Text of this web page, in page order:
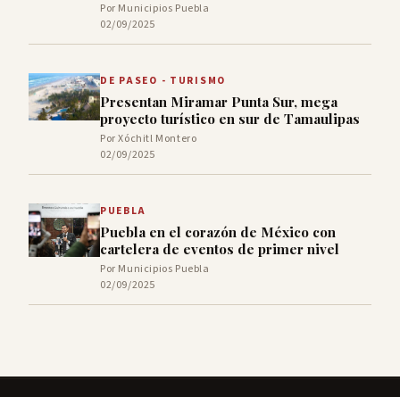
Por Municipios Puebla
02/09/2025
DE PASEO - TURISMO
Presentan Miramar Punta Sur, mega
proyecto turístico en sur de Tamaulipas
Por Xóchitl Montero
02/09/2025
PUEBLA
Puebla en el corazón de México con
cartelera de eventos de primer nivel
Por Municipios Puebla
02/09/2025